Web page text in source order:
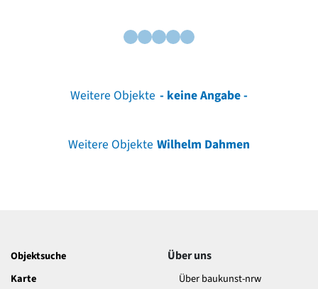
Weitere Objekte - keine Angabe -
Weitere Objekte Wilhelm Dahmen
Objektsuche
Karte
Über uns
Über baukunst-nrw